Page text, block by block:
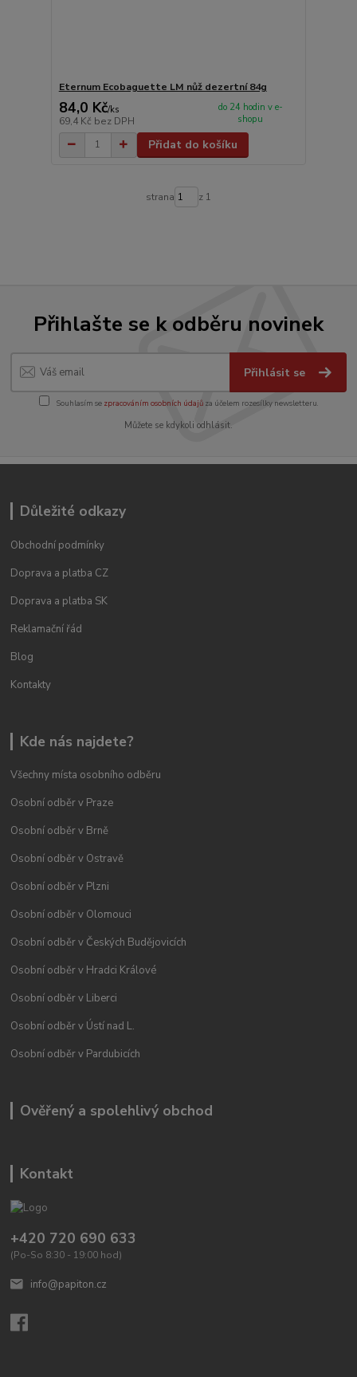
Eternum Ecobaguette LM nůž dezertní 84g
84,0 Kč/ks
69,4 Kč bez DPH
do 24 hodin v e-
shopu
Přidat do košíku
strana z 1
Přihlašte se k odběru novinek
Přihlásit se
Souhlasím se zpracováním osobních údajůza účelem rozesílky newsletteru.
Můžete se kdykoli odhlásit.
Důležité odkazy
Obchodní podmínky
Doprava a platba CZ
Doprava a platba SK
Reklamační řád
Blog
Kontakty
Kde nás najdete?
Všechny místa osobního odběru
Osobní odběr v Praze
Osobní odběr v Brně
Osobní odběr v Ostravě
Osobní odběr v Plzni
Osobní odběr v Olomouci
Osobní odběr v Českých Budějovicích
Osobní odběr v Hradci Králové
Osobní odběr v Liberci
Osobní odběr v Ústí nad L.
Osobní odběr v Pardubicích
Ověřený a spolehlivý obchod
Kontakt
+420 720 690 633
(Po-So 8:30 - 19:00 hod)
info@papiton.cz